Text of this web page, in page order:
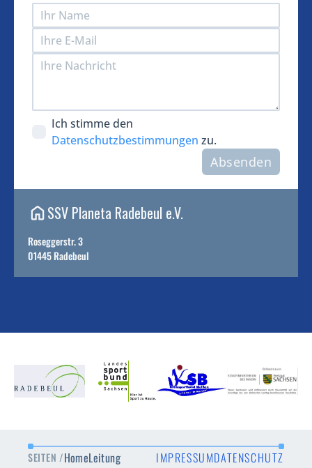
Ich stimme den
Datenschutzbestimmungen zu.
Absenden
SSV Planeta Radebeul e.V.
Roseggerstr. 3
01445 Radebeul
SEITEN /HomeLeitung IMPRESSUMDATENSCHUTZ